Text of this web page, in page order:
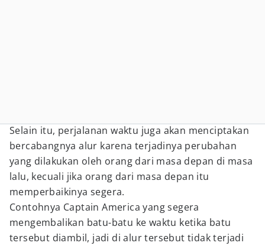
Selain itu, perjalanan waktu juga akan menciptakan
bercabangnya alur karena terjadinya perubahan
yang dilakukan oleh orang dari masa depan di masa
lalu, kecuali jika orang dari masa depan itu
memperbaikinya segera.
Contohnya Captain America yang segera
mengembalikan batu-batu ke waktu ketika batu
tersebut diambil, jadi di alur tersebut tidak terjadi